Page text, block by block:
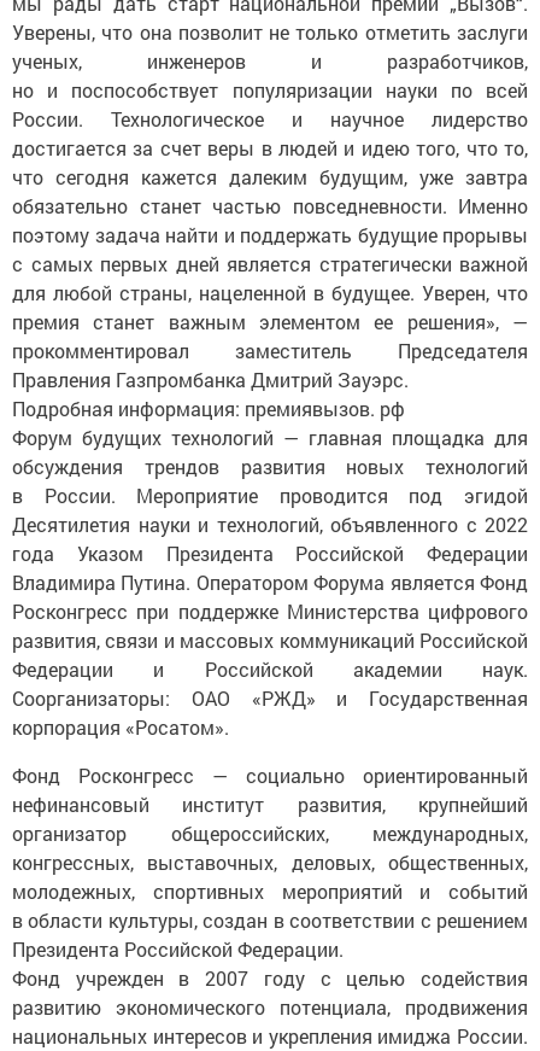
Уверены, что она позволит не только отметить заслуги
ученых, инженеров и разработчиков,
но и поспособствует популяризации науки по всей
России. Технологическое и научное лидерство
достигается за счет веры в людей и идею того, что то,
что сегодня кажется далеким будущим, уже завтра
обязательно станет частью повседневности. Именно
поэтому задача найти и поддержать будущие прорывы
с самых первых дней является стратегически важной
для любой страны, нацеленной в будущее. Уверен, что
премия станет важным элементом ее решения», —
прокомментировал заместитель Председателя
Правления Газпромбанка Дмитрий Зауэрс.
Подробная информация: премиявызов. рф
Форум будущих технологий — главная площадка для
обсуждения трендов развития новых технологий
в России. Мероприятие проводится под эгидой
Десятилетия науки и технологий, объявленного с 2022
года Указом Президента Российской Федерации
Владимира Путина. Оператором Форума является Фонд
Росконгресс при поддержке Министерства цифрового
развития, связи и массовых коммуникаций Российской
Федерации и Российской академии наук.
Соорганизаторы: ОАО «РЖД» и Государственная
корпорация «Росатом».
Фонд Росконгресс — социально ориентированный
нефинансовый институт развития, крупнейший
организатор общероссийских, международных,
конгрессных, выставочных, деловых, общественных,
молодежных, спортивных мероприятий и событий
в области культуры, создан в соответствии с решением
Президента Российской Федерации.
Фонд учрежден в 2007 году с целью содействия
развитию экономического потенциала, продвижения
национальных интересов и укрепления имиджа России.